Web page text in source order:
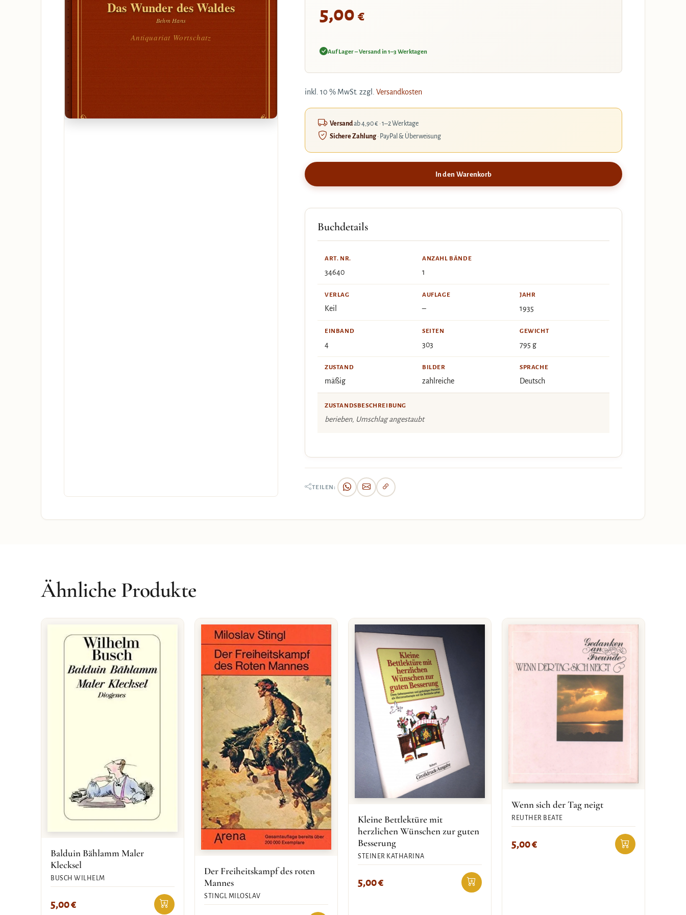
Das Wunder des Waldes
Behm Hans
Antiquariat Wortschatz
5,00 €
Auf Lager – Versand in 1–3 Werktagen
inkl. 10 % MwSt. zzgl. Versandkosten
Versandab 4,90 € · 1–2 Werktage
Sichere Zahlung· PayPal & Überweisung
In den Warenkorb
Buchdetails
ART. NR.
34640
ANZAHL BÄNDE
1
VERLAG
Keil
AUFLAGE
–
JAHR
1935
EINBAND
4
SEITEN
303
GEWICHT
795 g
ZUSTAND
mäßig
BILDER
zahlreiche
SPRACHE
Deutsch
ZUSTANDSBESCHREIBUNG
berieben, Umschlag angestaubt
TEILEN:
Ähnliche Produkte
Balduin Bählamm Maler
Klecksel
BUSCH WILHELM
5,00€
Der Freiheitskampf des roten
Mannes
STINGL MILOSLAV
Kleine Bettlektüre mit
herzlichen Wünschen zur guten
Besserung
STEINER KATHARINA
5,00€
Wenn sich der Tag neigt
REUTHER BEATE
5,00€